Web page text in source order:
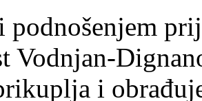
podnošenjem
Vodnjan-
i